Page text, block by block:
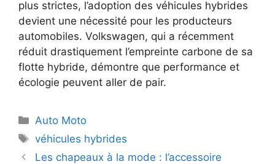
plus strictes, l’adoption des véhicules hybrides
devient une nécessité pour les producteurs
automobiles. Volkswagen, qui a récemment
réduit drastiquement l’empreinte carbone de sa
flotte hybride, démontre que performance et
écologie peuvent aller de pair.
Catégories
Auto Moto
Étiquettes
véhicules hybrides
Les chapeaux à la mode : l’accessoire